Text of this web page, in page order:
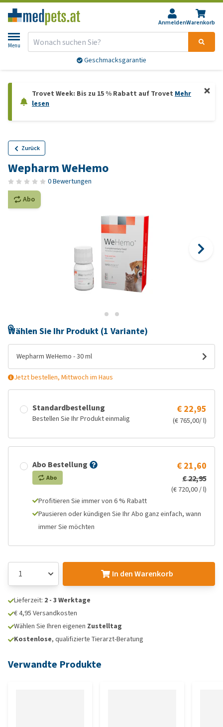
AnmeldenWarenkorb
Menu
Geschmacksgarantie
Trovet Week: Bis zu 15 % Rabatt auf Trovet Mehr
lesen
Zurück
Wepharm WeHemo
0 Bewertungen
Abo
Wählen Sie Ihr Produkt (1 Variante)
Wepharm WeHemo - 30 ml
Jetzt bestellen, Mittwoch im Haus
Standardbestellung
Bestellen Sie Ihr Produkt einmalig
€ 22,95
(€ 765,00/ l)
Abo Bestellung
Abo
€ 21,60
€ 22,95
(€ 720,00 / l)
Profitieren Sie immer von 6 % Rabatt
Pausieren oder kündigen Sie Ihr Abo ganz einfach, wann
immer Sie möchten
In den Warenkorb
Lieferzeit: 2 - 3 Werktage
€ 4,95 Versandkosten
Wählen Sie Ihren eigenen Zustelltag
Kostenlose, qualifizierte Tierarzt-Beratung
Verwandte Produkte